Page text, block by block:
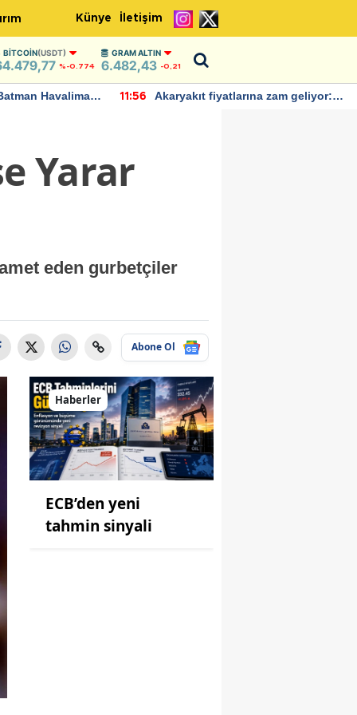
Künye İletişim
BITCOIN(USDT)
%-0.774
GRAM ALTIN
6.482,43 -0,21
Havalimanı
11:56
Akaryakıt fiyatlarına zam geliyor:
Yarar
eden gurbetçiler
Abone Ol
Haberler
ECB’den yeni
tahmin sinyali